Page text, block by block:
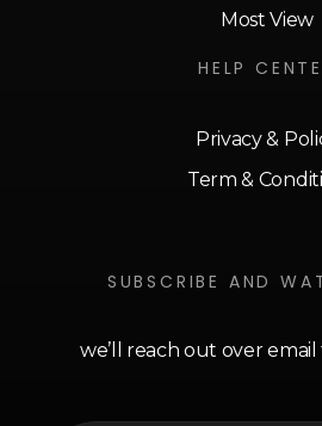
Most View
HELP
Privacy &
Term &
SUBSCRIBE AND
we’ll reach out over email